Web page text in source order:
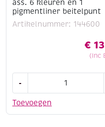
ass. 6 kleuren en 1
pigmentliner beitelpunt
Artikelnummer: 144600
€
(Inc
Toevoegen
-
markers